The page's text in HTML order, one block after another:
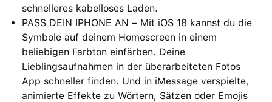
schnelleres kabelloses Laden.
PASS DEIN IPHONE AN – Mit iOS 18 kannst du die
Symbole auf deinem Homescreen in einem
beliebigen Farbton einfärben. Deine
Lieblingsaufnahmen in der überarbeiteten Fotos
App schneller finden. Und in iMessage verspielte,
animierte Effekte zu Wörtern, Sätzen oder Emojis